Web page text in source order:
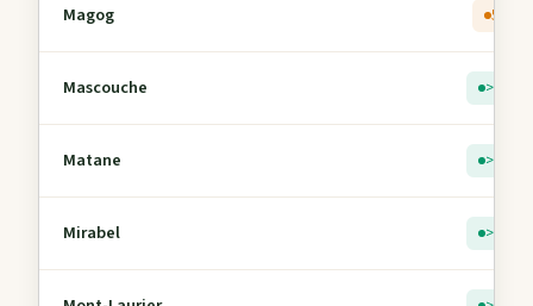
Magog 5
Mascouche > 5
Matane > 5
Mirabel > 5